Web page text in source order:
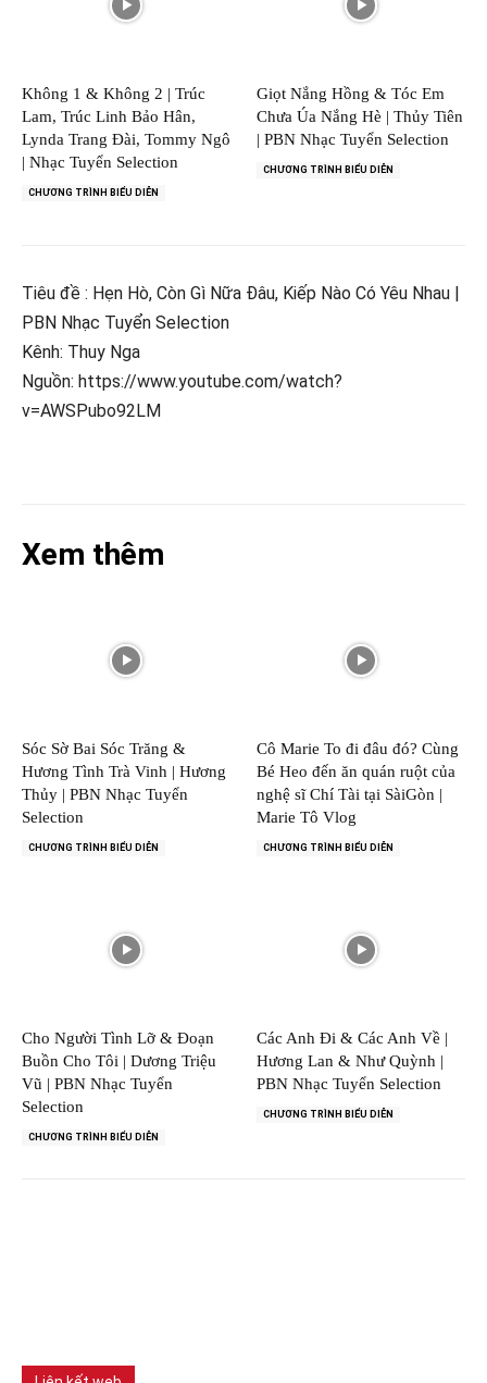
Không 1 & Không 2 | Trúc
Lam, Trúc Linh Bảo Hân,
Lynda Trang Đài, Tommy Ngô
| Nhạc Tuyển Selection
CHƯƠNG TRÌNH BIỂU DIỄN
Giọt Nắng Hồng & Tóc Em
Chưa Úa Nắng Hè | Thủy Tiên
| PBN Nhạc Tuyển Selection
CHƯƠNG TRÌNH BIỂU DIỄN
Tiêu đề : Hẹn Hò, Còn Gì Nữa Đâu, Kiếp Nào Có Yêu Nhau |
PBN Nhạc Tuyển Selection
Kênh: Thuy Nga
Nguồn: https://www.youtube.com/watch?
v=AWSPubo92LM
Xem thêm
Sóc Sờ Bai Sóc Trăng &
Hương Tình Trà Vinh | Hương
Thủy | PBN Nhạc Tuyển
Selection
CHƯƠNG TRÌNH BIỂU DIỄN
Cô Marie To đi đâu đó? Cùng
Bé Heo đến ăn quán ruột của
nghệ sĩ Chí Tài tại SàiGòn |
Marie Tô Vlog
CHƯƠNG TRÌNH BIỂU DIỄN
Cho Người Tình Lỡ & Đoạn
Buồn Cho Tôi | Dương Triệu
Vũ | PBN Nhạc Tuyển
Selection
CHƯƠNG TRÌNH BIỂU DIỄN
Các Anh Đi & Các Anh Về |
Hương Lan & Như Quỳnh |
PBN Nhạc Tuyển Selection
CHƯƠNG TRÌNH BIỂU DIỄN